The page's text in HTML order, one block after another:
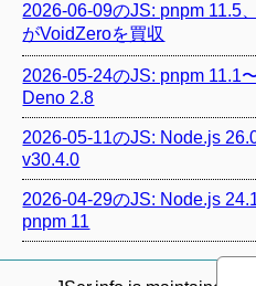
2026-06-09のJS: pnpm 11.5
がVoidZeroを買収
2026-05-24のJS: pnpm 11.1
Deno 2.8
2026-05-11のJS: Node.js
v30.4.0
2026-04-29のJS: Node.js
pnpm 11